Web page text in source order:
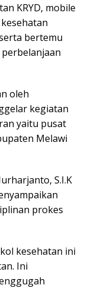
KRYD, mobile
bertemu
oleh
kegiatan
yaitu pusat
Melawi
S.I.K
prokes
kesehatan ini
Ini